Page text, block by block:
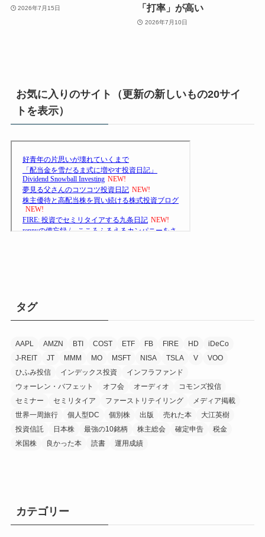
2026年7月15日
「打率」が高い
2026年7月10日
お気に入りのサイト（更新の新しいもの20サイ
トを表示）
タグ
AAPL AMZN BTI COST ETF FB FIRE HD
iDeCo
J-REIT
JT MMM MO MSFT NISA TSLA V
VOO
ひふみ投信
インデックス投資
インフラファンド
ウォーレン・バフェット
オフ会 オーディオ
コモンズ投信
セミナー
セミリタイア ファーストリテイリング
メディア掲載
世界一周旅行
個人型DC 個別株 出版 売れた本
大江英樹
投資信託
日本株 最強の10銘柄 株主総会 確定申告
税金
米国株
良かった本 読書 運用成績
カテゴリー